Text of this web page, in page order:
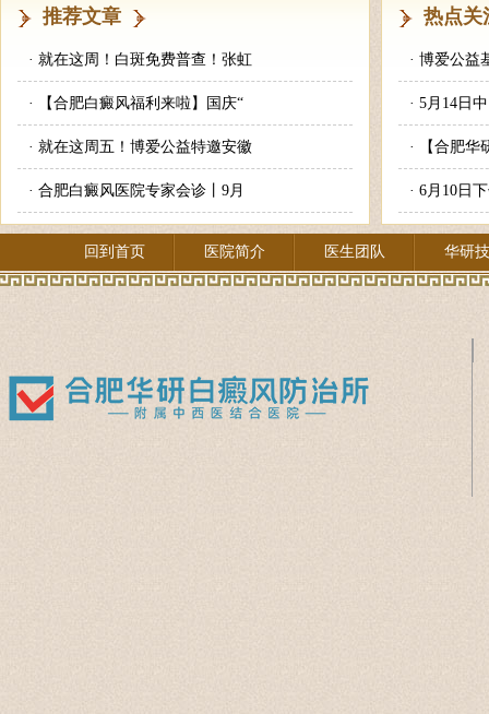
推荐文章
· 就在这周！白斑免费普查！张虹
· 【合肥白癜风福利来啦】国庆“
· 就在这周五！博爱公益特邀安徽
· 合肥白癜风医院专家会诊丨9月
热点
· 博爱公益
· 5月14日
· 【合肥
· 6月10日
回到首页 医院简介 医生团队 华研